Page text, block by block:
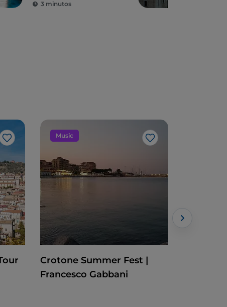
3 minutos
Me gusta
Music
Me gusta
Crotone Summer Fest |
Francesco Gabbani